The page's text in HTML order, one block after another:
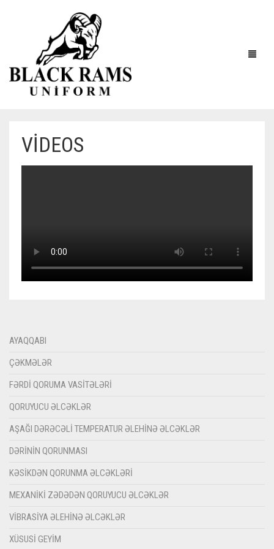
VIDEOS
AYAQQABI
ÇƏKMƏLƏR
FƏRDI QORUMA VASITƏLƏRI
QORUYUCU ƏLCƏKLƏR
AŞAĞI DƏRƏCƏLI TEMPERATUR ƏLEHINƏ ƏLCƏKLƏR
DƏRININ QORUNMASI
KƏSIKDƏN QORUNMA ƏLCƏKLƏRI
MEXANIKI ZƏDƏDƏN QORUYUCU ƏLCƏKLƏR
VIBRASIYA ƏLEHINƏ ƏLCƏKLƏR
XÜSUSI GEYIM